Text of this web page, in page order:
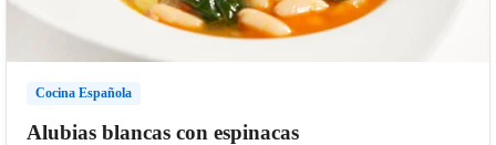
Cocina Española
Alubias blancas con espinacas